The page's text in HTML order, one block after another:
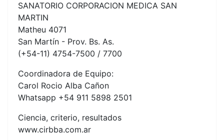
SANATORIO CORPORACION MEDICA SAN
MARTIN
Matheu 4071
San Martín - Prov. Bs. As.
(+54-11) 4754-7500 / 7700
Coordinadora de Equipo:
Carol Rocio Alba Cañon
Whatsapp +54 911 5898 2501
Ciencia, criterio, resultados
www.cirbba.com.ar